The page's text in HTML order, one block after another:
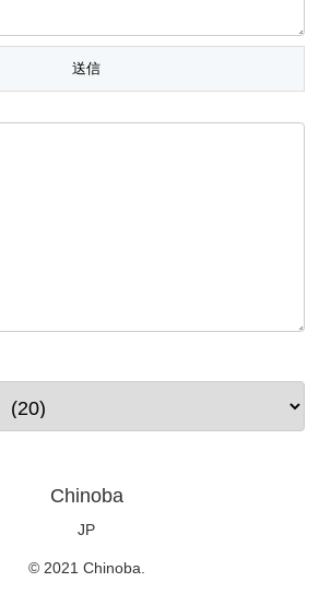
Chinoba
JP
© 2021 Chinoba.